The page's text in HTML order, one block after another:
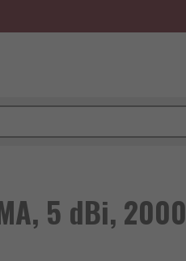
5 dBi, 2000